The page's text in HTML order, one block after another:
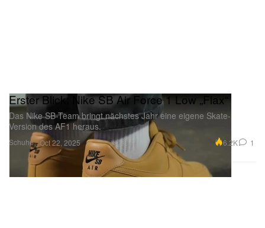
Schuhe
Erster Blick: Nike SB Air Force 1 Low „Flax“
Das Nike SB-Team bringt nächstes Jahr eine eigene Skate-
Version des AF1 heraus.
Oct 22, 2025 6.2K 1